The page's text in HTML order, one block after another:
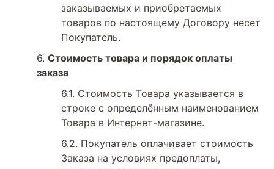
заказываемых и приобретаемых
товаров по настоящему Договору несет
Покупатель.
Стоимость товара и порядок оплаты
заказа
Стоимость Товара указывается в
строке с определённым наименованием
Товара в Интернет-магазине.
Покупатель оплачивает стоимость
Заказа на условиях предоплаты,